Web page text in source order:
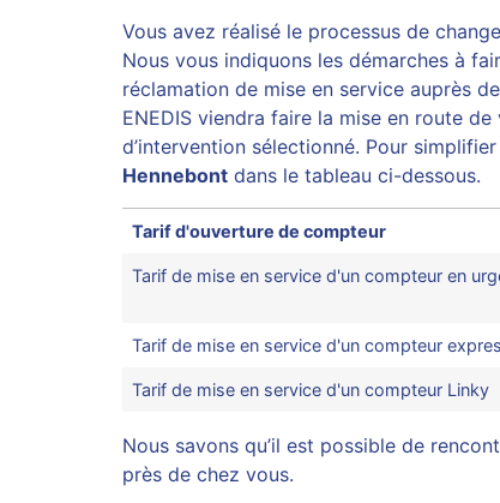
Vous avez réalisé le processus de
Nous vous indiquons les démarches à
réclamation de mise en service auprès
ENEDIS viendra faire la mise en route
d’intervention sélectionné. Pour
Hennebont dans le tableau ci-dessous.
Tarif d'ouverture de compteur
Tarif de mise en service d'un compteur en
Tarif de mise en service d'un compteur
Tarif de mise en service d'un compteur Linky
Nous savons qu’il est possible de
près de chez vous.